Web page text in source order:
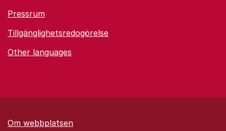
Pressrum
Tillgänglighetsredogörelse
Other languages
Om webbplatsen